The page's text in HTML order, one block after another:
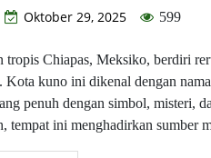
Oktober 29, 2025 599
tropis Chiapas, Meksiko, berdiri
Kota kuno ini dikenal dengan
penuh dengan simbol, misteri,
tempat ini menghadirkan sumber